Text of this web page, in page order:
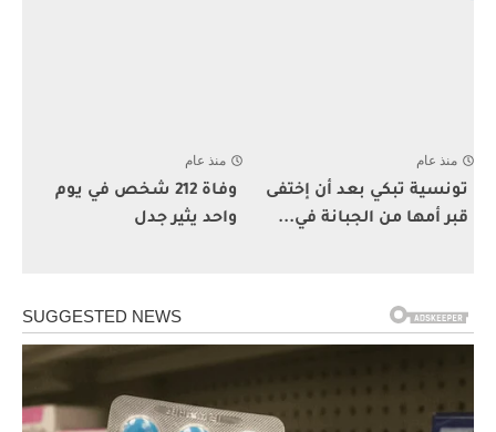
منذ عام
تونسية تبكي بعد أن إختفى
قبر أمها من الجبانة في...
منذ عام
وفاة 212 شخص في يوم
واحد يثير جدل